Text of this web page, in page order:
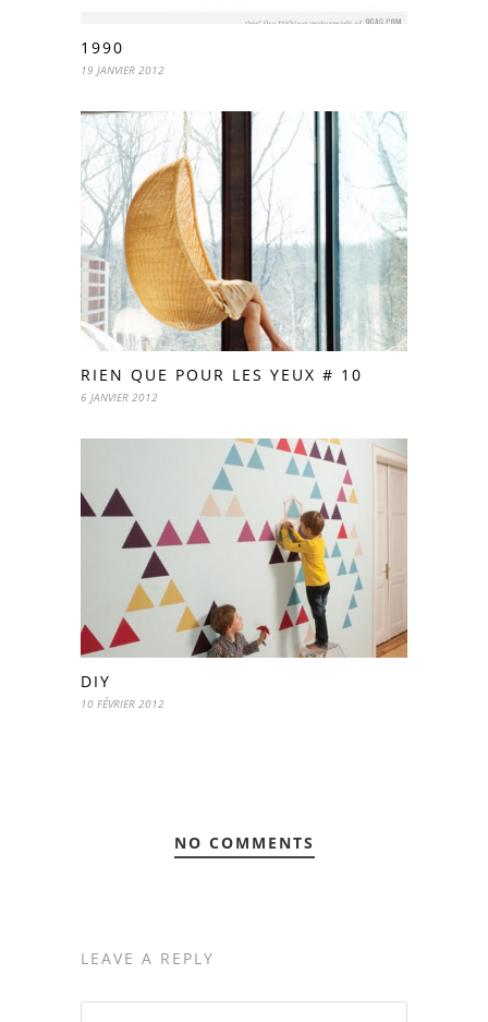
1990
19 JANVIER 2012
RIEN QUE POUR LES YEUX # 10
6 JANVIER 2012
DIY
10 FÉVRIER 2012
NO COMMENTS
LEAVE A REPLY